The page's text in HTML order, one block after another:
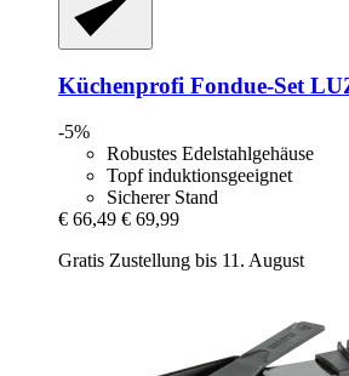
Küchenprofi Fondue-​Set
-5%
Robustes Edelstahlgehäuse
Topf induktionsgeeignet
Sicherer Stand
€ 66,49 € 69,99
Gratis Zustellung bis 11. August